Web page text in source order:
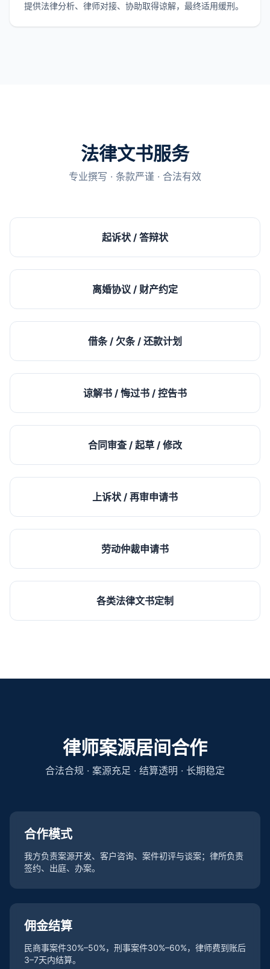
提供法律分析、律师对接、协助取得谅解，最终适用缓刑。
法律文书服务
专业撰写 · 条款严谨 · 合法有效
起诉状 / 答辩状
离婚协议 / 财产约定
借条 / 欠条 / 还款计划
谅解书 / 悔过书 / 控告书
合同审查 / 起草 / 修改
上诉状 / 再审申请书
劳动仲裁申请书
各类法律文书定制
律师案源居间合作
合法合规 · 案源充足 · 结算透明 · 长期稳定
合作模式
我方负责案源开发、客户咨询、案件初评与谈案；律所负责
签约、出庭、办案。
佣金结算
民商事案件30%–50%，刑事案件30%–60%，律师费到账后
3–7天内结算。